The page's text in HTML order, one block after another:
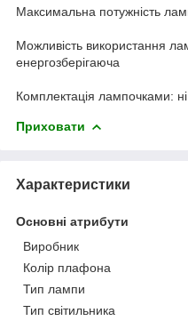
Максимальна потужність
Можливість використання
енергозберігаюча
Комплектація лампочками: ні
Приховати
Характеристики
Основні атрибути
Виробник
Колір плафона
Тип лампи
Тип світильника